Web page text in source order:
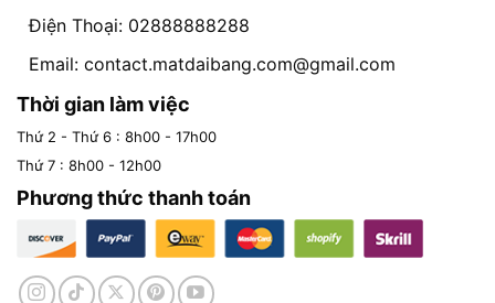
Điện Thoại: 02888888288
Email: contact.matdaibang.com@gmail.com
Thời gian làm việc
Thứ 2 - Thứ 6 : 8h00 - 17h00
Thứ 7 : 8h00 - 12h00
Phương thức thanh toán